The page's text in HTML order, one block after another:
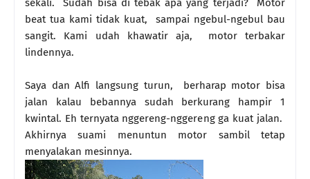
sekali. Sudah bisa di tebak apa yang terjadi? Motor
beat tua kami tidak kuat, sampai ngebul-ngebul bau
sangit. Kami udah khawatir aja, motor terbakar
lindennya.
Saya dan Alfi langsung turun, berharap motor bisa
jalan kalau bebannya sudah berkurang hampir 1
kwintal. Eh ternyata nggereng-nggereng ga kuat jalan.
Akhirnya suami menuntun motor sambil tetap
menyalakan mesinnya.